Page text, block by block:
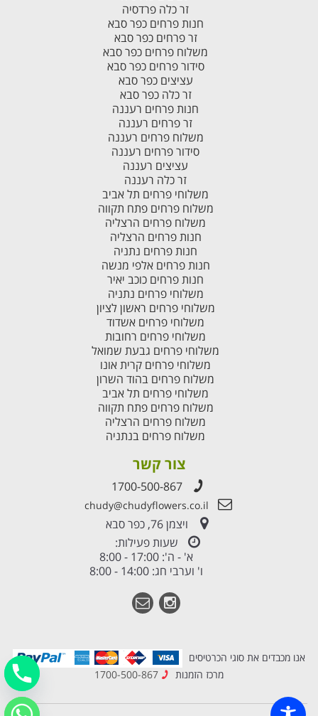
זר כלה פרדסיה
חנות פרחים כפר סבא
זר פרחים כפר סבא
משלוח פרחים כפר סבא
סידור פרחים כפר סבא
עציצים כפר סבא
זר כלה כפר סבא
חנות פרחים רעננה
זר פרחים רעננה
משלוח פרחים רעננה
סידור פרחים רעננה
עציצים רעננה
זר כלה רעננה
משלוחי פרחים תל אביב
משלוח פרחים פתח תקווה
משלוח פרחים הרצליה
חנות פרחים הרצליה
חנות פרחים נתניה
חנות פרחים אלפי מנשה
חנות פרחים כוכב יאיר
משלוחי פרחים נתניה
משלוחי פרחים ראשון לציון
משלוחי פרחים אשדוד
משלוחי פרחים רחובות
משלוחי פרחים גבעת שמואל
משלוחי פרחים קרית אונו
משלוח פרחים בהוד השרון
משלוחי פרחים תל אביב
משלוח פרחים פתח תקווה
משלוח פרחים הרצליה
משלוח פרחים בנתניה
צור קשר
1700-500-867
chudy@chudyflowers.co.il
ויצמן 76, כפר סבא
שעות פעילות:
א' - ה': 17:00 - 8:00
ו' וערבי חג: 14:00 - 8:00
אנו מכבדים את סוגי הכרטיסים
מרכז הזמנות